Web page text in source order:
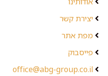
יצירת קשר
מפת אתר
פייסבוק
office@abg-group.co.il